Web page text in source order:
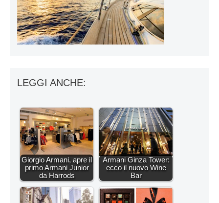
LEGGI ANCHE:
Giorgio Armani, apre il
primo Armani Junior
da Harrods
Armani Ginza Tower:
ecco il nuovo Wine
Bar